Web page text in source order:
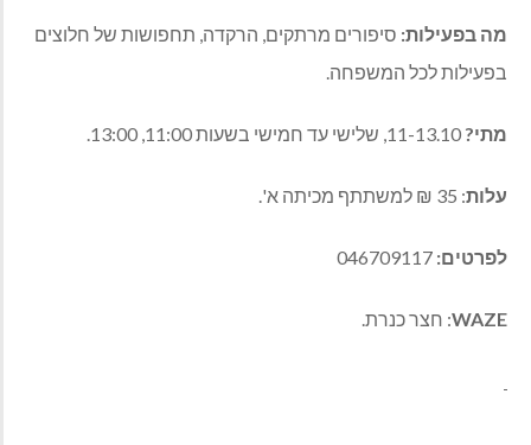
מה בפעילות:סיפורים מרתקים, הרקדה, תחפושות של חלוצים
בפעילות לכל המשפחה.
מתי?11-13.10, שלישי עד חמישי בשעות 11:00, 13:00.
עלות: 35 ₪ למשתתף מכיתה א'.
לפרטים:046709117
WAZE: חצר כנרת.